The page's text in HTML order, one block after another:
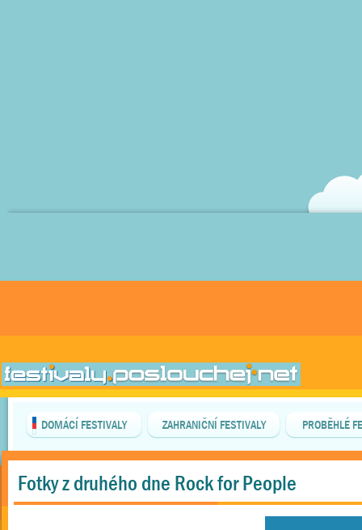
DOMÁCÍ FESTIVALY ZAHRANIČNÍ FESTIVALY PROBĚHLÉ
Fotky z druhého dne Rock for People